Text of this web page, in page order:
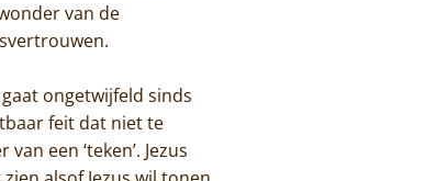
van de
ongetwijfeld sinds
feit dat niet te
een ‘teken’. Jezus